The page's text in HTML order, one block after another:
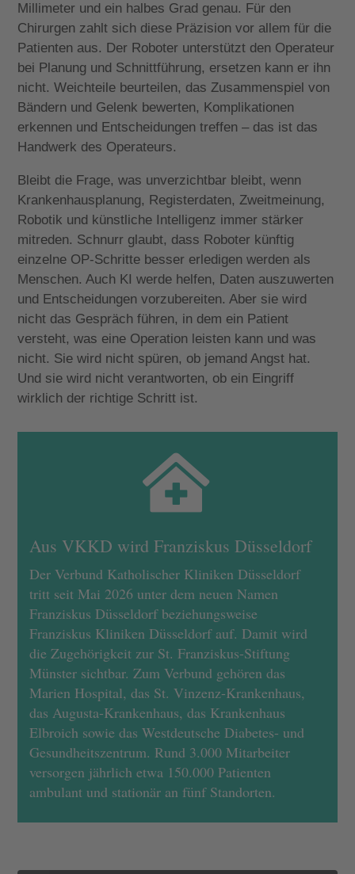
Millimeter und ein halbes Grad genau. Für den
Chirurgen zahlt sich diese Präzision vor allem für die
Patienten aus. Der Roboter unterstützt den Operateur
bei Planung und Schnittführung, ersetzen kann er ihn
nicht. Weichteile beurteilen, das Zusammenspiel von
Bändern und Gelenk bewerten, Komplikationen
erkennen und Entscheidungen treffen – das ist das
Handwerk des Operateurs.
Bleibt die Frage, was unverzichtbar bleibt, wenn
Krankenhausplanung, Registerdaten, Zweitmeinung,
Robotik und künstliche Intelligenz immer stärker
mitreden. Schnurr glaubt, dass Roboter künftig
einzelne OP-Schritte besser erledigen werden als
Menschen. Auch KI werde helfen, Daten auszuwerten
und Entscheidungen vorzubereiten. Aber sie wird
nicht das Gespräch führen, in dem ein Patient
versteht, was eine Operation leisten kann und was
nicht. Sie wird nicht spüren, ob jemand Angst hat.
Und sie wird nicht verantworten, ob ein Eingriff
wirklich der richtige Schritt ist.

Aus VKKD wird Franziskus Düsseldorf
Der Verbund Katholischer Kliniken Düsseldorf
tritt seit Mai 2026 unter dem neuen Namen
Franziskus Düsseldorf beziehungsweise
Franziskus Kliniken Düsseldorf auf. Damit wird
die Zugehörigkeit zur St. Franziskus-Stiftung
Münster sichtbar. Zum Verbund gehören das
Marien Hospital, das St. Vinzenz-Krankenhaus,
das Augusta-Krankenhaus, das Krankenhaus
Elbroich sowie das Westdeutsche Diabetes- und
Gesundheitszentrum. Rund 3.000 Mitarbeiter
versorgen jährlich etwa 150.000 Patienten
ambulant und stationär an fünf Standorten.